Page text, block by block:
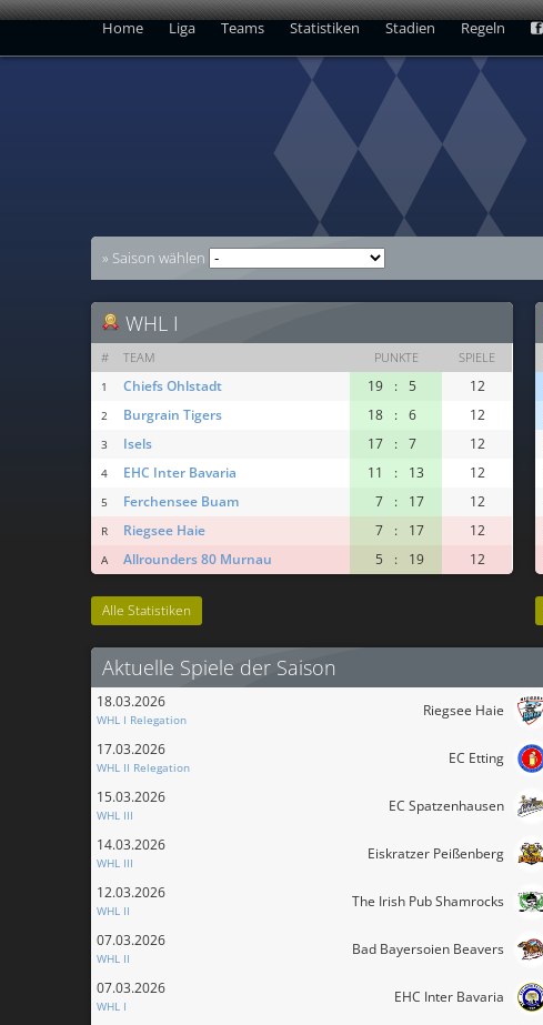
Home Liga Teams Statistiken Stadien Regeln
» Saison wählen
WHL I
# TEAM PUNKTE SPIELE
1 Chiefs Ohlstadt 19 : 5 12
2 Burgrain Tigers 18 : 6 12
3 Isels 17 : 7 12
4 EHC Inter Bavaria 11 : 13 12
5 Ferchensee Buam 7 : 17 12
R Riegsee Haie 7 : 17 12
A Allrounders 80 Murnau 5 : 19 12
Alle Statistiken
Aktuelle Spiele der Saison
18.03.2026
WHL I Relegation
Riegsee Haie
17.03.2026
WHL II Relegation
EC Etting
15.03.2026
WHL III
EC Spatzenhausen
14.03.2026
WHL III
Eiskratzer Peißenberg
12.03.2026
WHL II
The Irish Pub Shamrocks
07.03.2026
WHL II
Bad Bayersoien Beavers
07.03.2026
WHL I
EHC Inter Bavaria